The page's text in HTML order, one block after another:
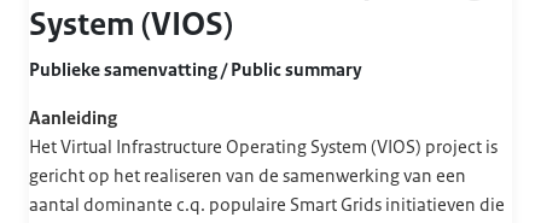
System (VIOS)
Publieke samenvatting / Public summary
Aanleiding
Het Virtual Infrastructure Operating System (VIOS) project is
gericht op het realiseren van de samenwerking van een
aantal dominante c.q. populaire Smart Grids initiatieven die